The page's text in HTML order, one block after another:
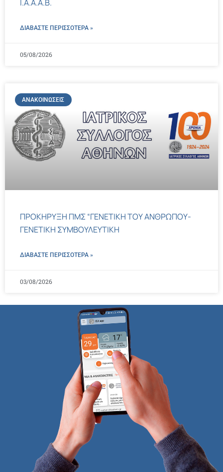
Ι.Α.Α.Α.Β.
ΔΙΑΒΑΣΤΕ ΠΕΡΙΣΣΌΤΕΡΑ »
05/08/2026
ΑΝΑΚΟΙΝΏΣΕΙΣ
ΠΡΟΚΗΡΥΞΗ ΠΜΣ “ΓΕΝΕΤΙΚΗ ΤΟΥ ΑΝΘΡΩΠΟΥ-
ΓΕΝΕΤΙΚΗ ΣΥΜΒΟΥΛΕΥΤΙΚΗ
ΔΙΑΒΑΣΤΕ ΠΕΡΙΣΣΌΤΕΡΑ »
03/08/2026